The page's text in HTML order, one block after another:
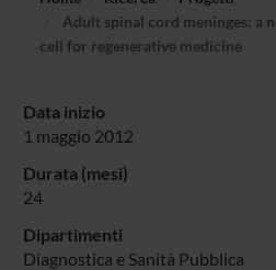
Adult spinal cord meninges: a
cell for regenerative medicine
Data inizio
1 maggio 2012
Durata (mesi)
24
Dipartimenti
Diagnostica e Sanità Pubblica